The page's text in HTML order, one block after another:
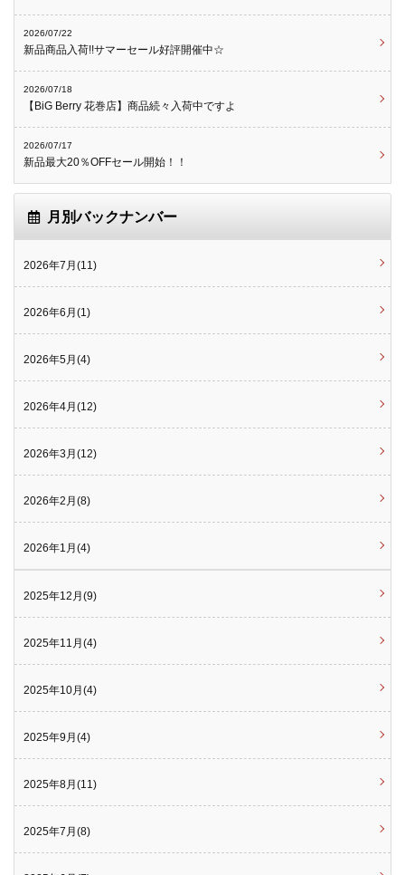
2026/07/22
新品商品入荷!!サマーセール好評開催中☆
2026/07/18
【BiG Berry 花巻店】商品続々入荷中ですよ
2026/07/17
新品最大20％OFFセール開始！！
月別バックナンバー
2026年7月(11)
2026年6月(1)
2026年5月(4)
2026年4月(12)
2026年3月(12)
2026年2月(8)
2026年1月(4)
2025年12月(9)
2025年11月(4)
2025年10月(4)
2025年9月(4)
2025年8月(11)
2025年7月(8)